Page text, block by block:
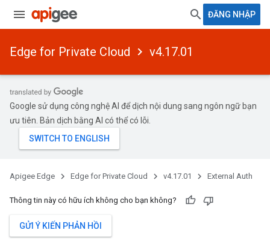
ĐĂNG NHẬP
Edge for Private Cloud v4.17.01
Google sử dụng công nghệ AI để dịch nội dung sang ngôn ngữ bạn
ưu tiên. Bản dịch bằng AI có thể có lỗi.
Apigee Edge Edge for Private Cloud v4.17.01 External Auth
Thông tin này có hữu ích không cho bạn không?
GỬI Ý KIẾN PHẢN HỒI